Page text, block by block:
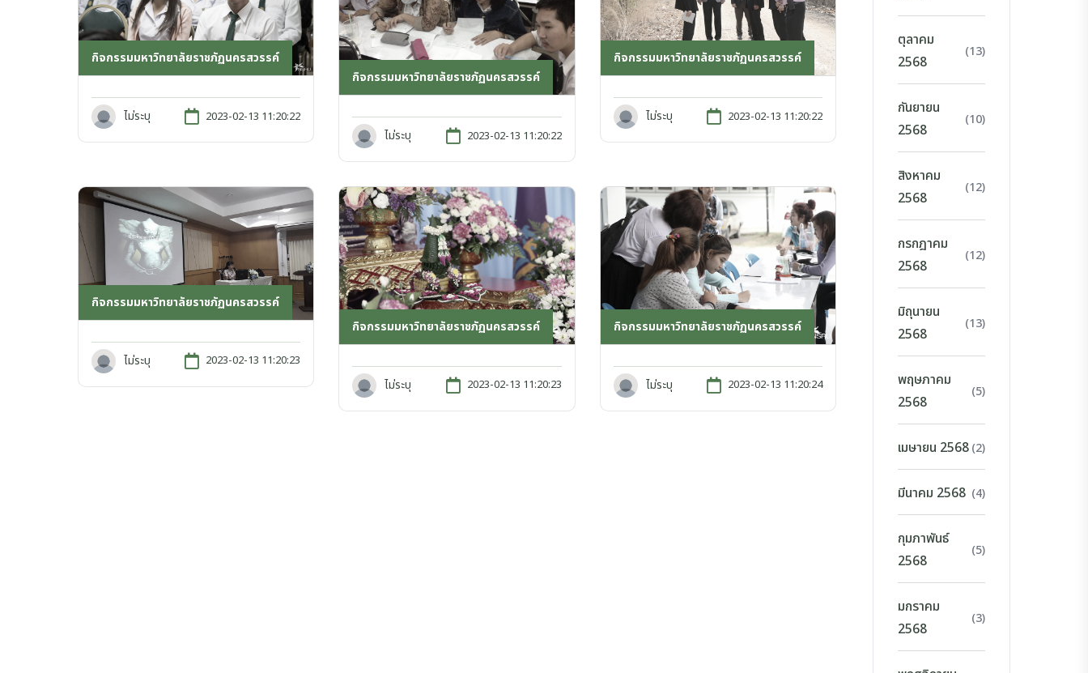
กิจกรรมมหาวิทยาลัยราชภัฏนครสวรรค์
ไม่ระบุ 2023-02-13 11:20:22
กิจกรรมมหาวิทยาลัยราชภัฏนครสวรรค์
ไม่ระบุ 2023-02-13 11:20:22
กิจกรรมมหาวิทยาลัยราชภัฏนครสวรรค์
ไม่ระบุ 2023-02-13 11:20:22
กิจกรรมมหาวิทยาลัยราชภัฏนครสวรรค์
ไม่ระบุ 2023-02-13 11:20:23
กิจกรรมมหาวิทยาลัยราชภัฏนครสวรรค์
ไม่ระบุ 2023-02-13 11:20:23
กิจกรรมมหาวิทยาลัยราชภัฏนครสวรรค์
ไม่ระบุ 2023-02-13 11:20:24
ตุลาคม
2568
(13)
กันยายน
2568
(10)
สิงหาคม
2568
(12)
กรกฎาคม
2568
(12)
มิถุนายน
2568
(13)
พฤษภาคม
2568
(5)
เมษายน 2568(2)
มีนาคม 2568 (4)
กุมภาพันธ์
2568
(5)
มกราคม
2568
(3)